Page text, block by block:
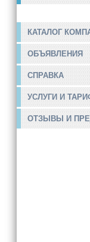
КАТАЛОГ
ОБЪЯВЛЕНИЯ
СПРАВКА
УСЛУГИ И
ОТЗЫВЫ И